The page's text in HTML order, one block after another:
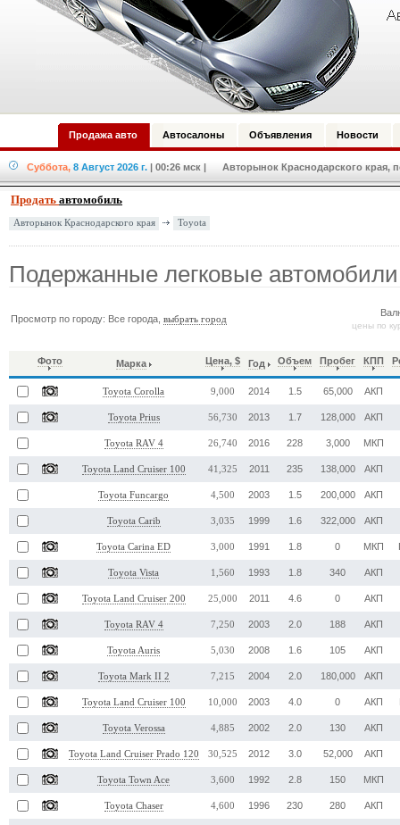
Продажа авто Автосалоны Объявления Новости
Суббота, 8 Август 2026 г. | 00:26 мск | Авторынок Краснодарского края,
Продать автомобиль
Авторынок Краснодарского края Toyota
Подержанные легковые
Просмотр по городу: Все города,выбрать город
цены по
Фото Марка Цена, $ Год Объем Пробег КПП
Toyota Corolla 9,000 2014 1.5 65,000 АКП
Toyota Prius 56,730 2013 1.7 128,000 АКП
Toyota RAV 4 26,740 2016 228 3,000 МКП
Toyota Land Cruiser 100 41,325 2011 235 138,000 АКП
Toyota Funcargo 4,500 2003 1.5 200,000 АКП
Toyota Carib 3,035 1999 1.6 322,000 АКП
Toyota Carina ED 3,000 1991 1.8 0 МКП
Toyota Vista 1,560 1993 1.8 340 АКП
Toyota Land Cruiser 200 25,000 2011 4.6 0 АКП
Toyota RAV 4 7,250 2003 2.0 188 АКП
Toyota Auris 5,030 2008 1.6 105 АКП
Toyota Mark II 2 7,215 2004 2.0 180,000 АКП
Toyota Land Cruiser 100 10,000 2003 4.0 0 АКП
Toyota Verossa 4,885 2002 2.0 130 АКП
Toyota Land Cruiser Prado 120 30,525 2012 3.0 52,000 АКП
Toyota Town Ace 3,600 1992 2.8 150 МКП
Toyota Chaser 4,600 1996 230 280 АКП